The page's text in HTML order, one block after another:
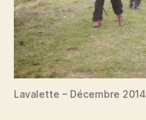
Lavalette – Décembre 2014